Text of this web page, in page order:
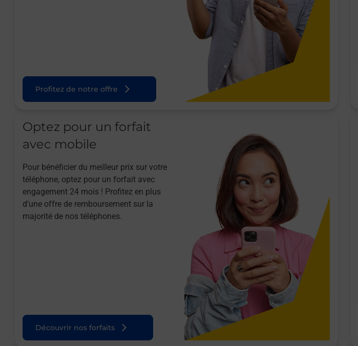
Profitez de notre offre
Optez pour un forfait
avec mobile
Pour bénéficier du meilleur prix sur votre
téléphone, optez pour un forfait avec
engagement 24 mois ! Profitez en plus
d’une offre de remboursement sur la
majorité de nos téléphones.
Découvrir nos forfaits